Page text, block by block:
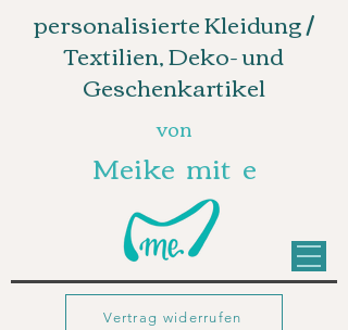
Meike mit e
personalisierte Kleidung /
Textilien, Deko- und
Geschenkartikel
von
Vertrag widerrufen